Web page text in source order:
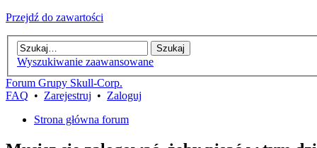
Przejdź do zawartości
Wyszukiwanie zaawansowane
Forum Grupy Skull-Corp.
FAQ • Zarejestruj • Zaloguj
Strona główna forum